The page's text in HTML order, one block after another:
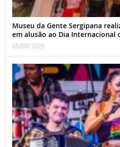
Museu da Gente Sergipana
em alusão ao Dia Internacional
05/08/ 2026